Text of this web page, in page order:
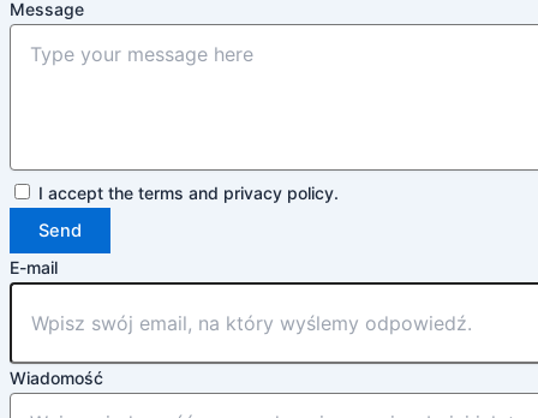
Message
I accept the terms and privacy policy.
Send
E-mail
Wiadomość